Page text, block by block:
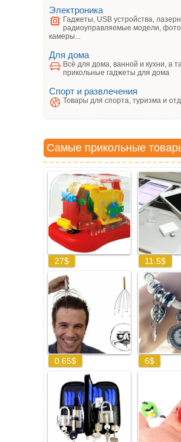
Электроника
Гаджеты, USB устройства,
радиоуправляемые модели,
камеры...
Для дома
Всё для дома, ванной и кухни, а
прикольные гаджеты для дома
Спорт и развлечения
Товары для спорта, туризма и
Самые прикольные